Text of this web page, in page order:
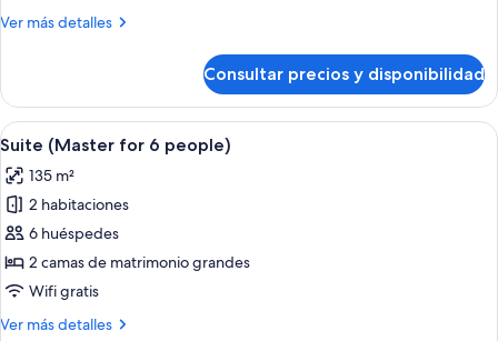
People)
Ver más detalles
Más
sénior
(4
People)
Consultar precios y disponibilidad
Abrir
todas
las
fotos
de
Suite
(Master
Un salón amplio con suelo de
5
Suite (Master for 6 people)
135 m²
2 habitaciones
6 huéspedes
2 camas de matrimonio grandes
Wifi gratis
Ver más detalles
Más